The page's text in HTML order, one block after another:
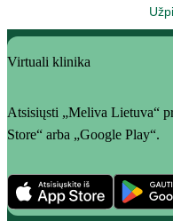
Virtuali klinika
Atsisiųsti „Meliva Lietuva“
Store“ arba „Google Play“.